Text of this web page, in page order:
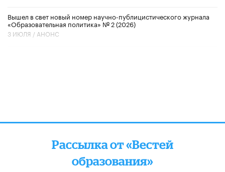
Вышел в свет новый номер научно-публицистического журнала
«Образовательная политика» № 2 (2026)
3 ИЮЛЯ / АНОНС
Рассылка от «Вестей
образования»